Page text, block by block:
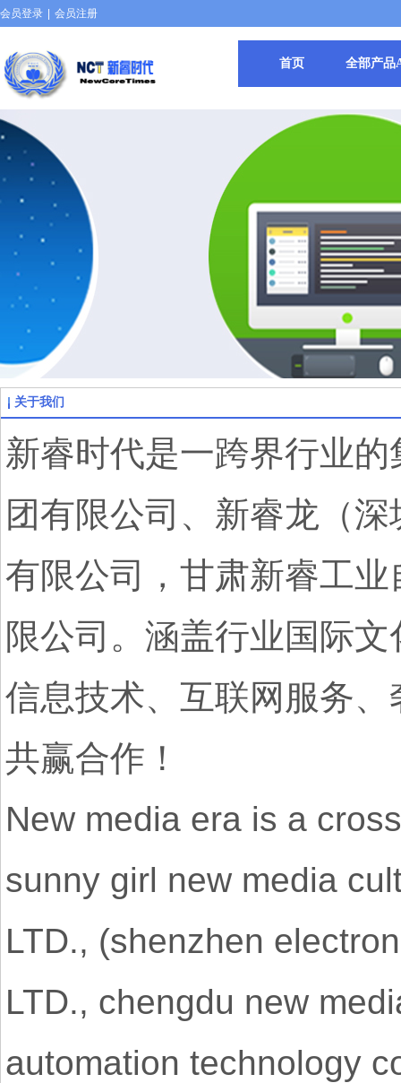
首页 全部产品
会员登录 会员注册
关于我们
新睿时代是一跨界行业
团有限公司、新睿龙（
有限公司，甘肃新睿工
限公司。涵盖行业国际
信息技术、互联网服务
共赢合作！
New media era is a
sunny girl new media
LTD., (shenzhen
LTD., chengdu new
automation technology